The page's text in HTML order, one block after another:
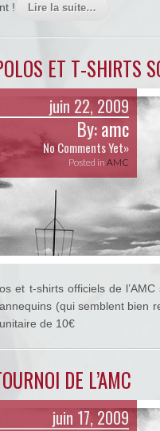
!
Lire la suite…
ET T-SHIRTS
juin 22, 2009
By:amc
No Comments Yet»
Posted in AMC
et t-shirts officiels de
(qui semblent bien
de 10€
DE L’AMC
juin 17, 2009